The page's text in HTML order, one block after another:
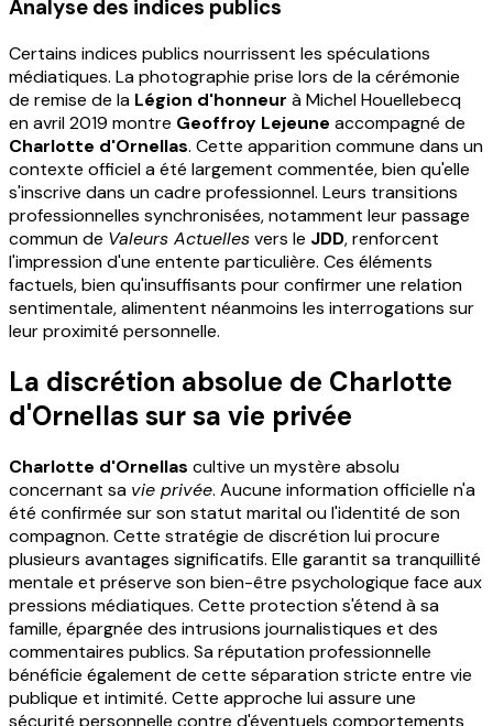
Analyse des indices publics
Certains indices publics nourrissent les spéculations
médiatiques. La photographie prise lors de la cérémonie
de remise de la Légion d'honneur à Michel Houellebecq
en avril 2019 montre Geoffroy Lejeune accompagné de
Charlotte d'Ornellas. Cette apparition commune dans un
contexte officiel a été largement commentée, bien qu'elle
s'inscrive dans un cadre professionnel. Leurs transitions
professionnelles synchronisées, notamment leur passage
commun de Valeurs Actuellesvers le JDD, renforcent
l'impression d'une entente particulière. Ces éléments
factuels, bien qu'insuffisants pour confirmer une relation
sentimentale, alimentent néanmoins les interrogations sur
leur proximité personnelle.
La discrétion absolue de Charlotte
d'Ornellas sur sa vie privée
Charlotte d'Ornellas cultive un mystère absolu
concernant sa vie privée. Aucune information officielle n'a
été confirmée sur son statut marital ou l'identité de son
compagnon. Cette stratégie de discrétion lui procure
plusieurs avantages significatifs. Elle garantit sa tranquillité
mentale et préserve son bien-être psychologique face aux
pressions médiatiques. Cette protection s'étend à sa
famille, épargnée des intrusions journalistiques et des
commentaires publics. Sa réputation professionnelle
bénéficie également de cette séparation stricte entre vie
publique et intimité. Cette approche lui assure une
sécurité personnelle contre d'éventuels comportements